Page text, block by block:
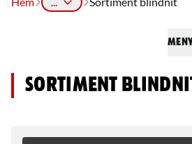
Sortiment